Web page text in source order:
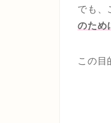
でも、
のため
この目